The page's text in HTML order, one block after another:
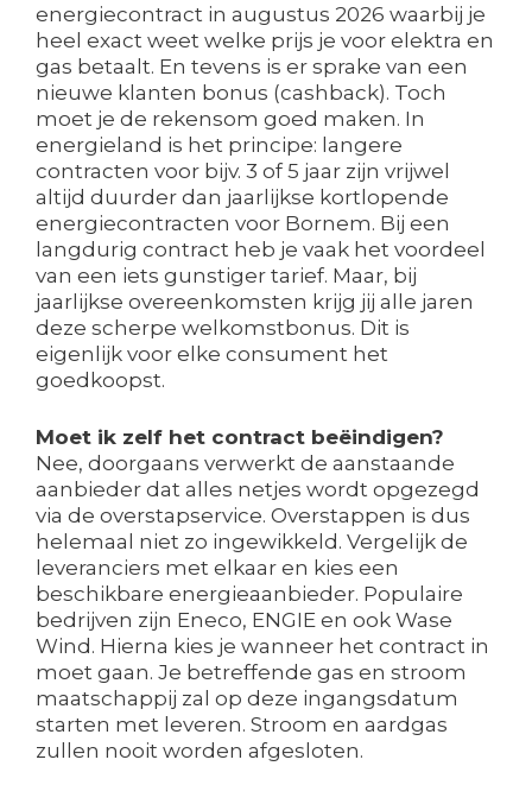
energiecontract in augustus 2026 waarbij je
heel exact weet welke prijs je voor elektra en
gas betaalt. En tevens is er sprake van een
nieuwe klanten bonus (cashback). Toch
moet je de rekensom goed maken. In
energieland is het principe: langere
contracten voor bijv. 3 of 5 jaar zijn vrijwel
altijd duurder dan jaarlijkse kortlopende
energiecontracten voor Bornem. Bij een
langdurig contract heb je vaak het voordeel
van een iets gunstiger tarief. Maar, bij
jaarlijkse overeenkomsten krijg jij alle jaren
deze scherpe welkomstbonus. Dit is
eigenlijk voor elke consument het
goedkoopst.
Moet ik zelf het contract beëindigen?
Nee, doorgaans verwerkt de aanstaande
aanbieder dat alles netjes wordt opgezegd
via de overstapservice. Overstappen is dus
helemaal niet zo ingewikkeld. Vergelijk de
leveranciers met elkaar en kies een
beschikbare energieaanbieder. Populaire
bedrijven zijn Eneco, ENGIE en ook Wase
Wind. Hierna kies je wanneer het contract in
moet gaan. Je betreffende gas en stroom
maatschappij zal op deze ingangsdatum
starten met leveren. Stroom en aardgas
zullen nooit worden afgesloten.